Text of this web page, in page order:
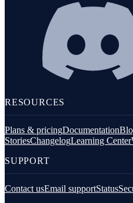
RESOURCES
Plans & pricingDocumentation
StoriesChangelogLearning Center
SUPPORT
Contact usEmail supportStatus